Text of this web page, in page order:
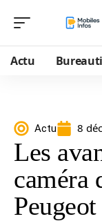
Actu
Actu 8
Les
caméra